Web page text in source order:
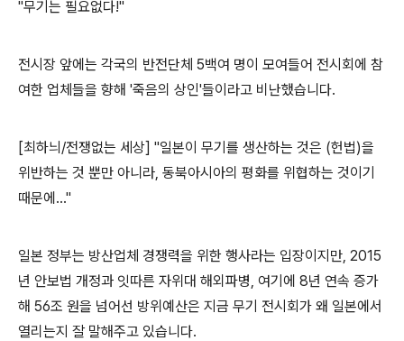
"무기는 필요없다!"
전시장 앞에는 각국의 반전단체 5백여 명이 모여들어 전시회에 참
여한 업체들을 향해 '죽음의 상인'들이라고 비난했습니다.
[최하늬/전쟁없는 세상] "일본이 무기를 생산하는 것은 (헌법)을
위반하는 것 뿐만 아니라, 동북아시아의 평화를 위협하는 것이기
때문에…"
일본 정부는 방산업체 경쟁력을 위한 행사라는 입장이지만, 2015
년 안보법 개정과 잇따른 자위대 해외파병, 여기에 8년 연속 증가
해 56조 원을 넘어선 방위예산은 지금 무기 전시회가 왜 일본에서
열리는지 잘 말해주고 있습니다.